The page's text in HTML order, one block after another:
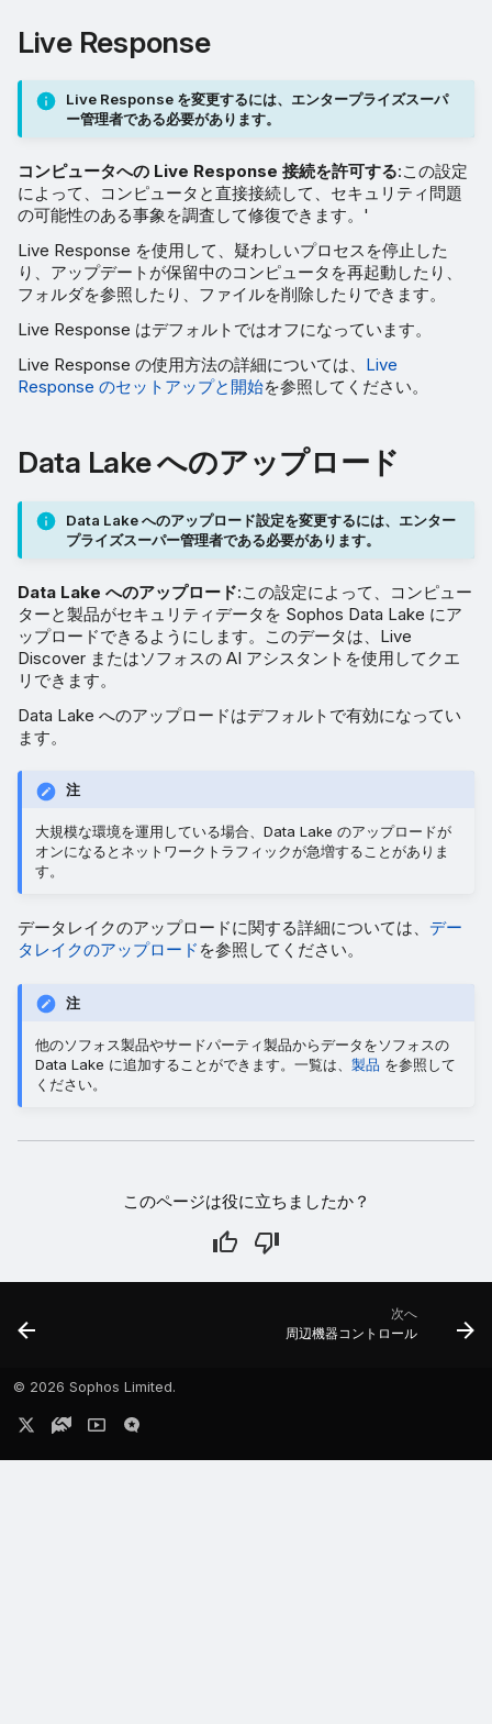
Live Response
Live Response を変更するには、エンタープライズスーパ
ー管理者である必要があります。
コンピュータへの Live Response 接続を許可する:この設定
によって、コンピュータと直接接続して、セキュリティ問題
の可能性のある事象を調査して修復できます。'
Live Response を使用して、疑わしいプロセスを停止した
り、アップデートが保留中のコンピュータを再起動したり、
フォルダを参照したり、ファイルを削除したりできます。
Live Response はデフォルトではオフになっています。
Live Response の使用方法の詳細については、 Live
Response のセットアップと開始を参照してください。
Data Lake へのアップロード
Data Lake へのアップロード設定を変更するには、エンター
プライズスーパー管理者である必要があります。
Data Lake へのアップロード:この設定によって、コンピュー
ターと製品がセキュリティデータを Sophos Data Lake にア
ップロードできるようにします。このデータは、Live
Discover またはソフォスの AI アシスタントを使用してクエ
リできます。
Data Lake へのアップロードはデフォルトで有効になってい
ます。
注
大規模な環境を運用している場合、Data Lake のアップロードが
オンになるとネットワークトラフィックが急増することがありま
す。
データレイクのアップロードに関する詳細については、 デー
タレイクのアップロード を参照してください。
注
他のソフォス製品やサードパーティ製品からデータをソフォスの
Data Lake に追加することができます。一覧は、 製品 を参照して
ください。
このページは役に立ちましたか？
次へ
周辺機器コントロール
© 2026 Sophos Limited.